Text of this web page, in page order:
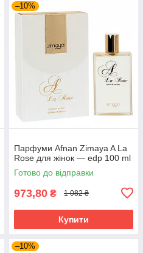
–10%
Парфуми Afnan Zimaya A La
Rose для жінок — edp 100 ml
Готово до відправки
973,80 ₴ 1 082 ₴
Купити
–10%